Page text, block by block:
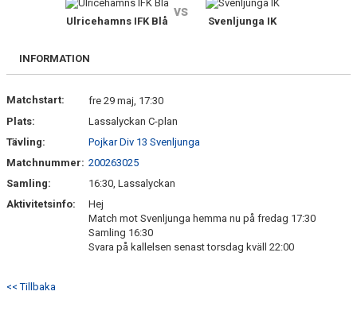
BILDGALLERI
DOKUMENT
Ulricehamns IFK Blå
vs
Svenljunga IK
INFORMATION
Matchstart:
fre 29 maj, 17:30
Plats:
Lassalyckan C-plan
Tävling:
Pojkar Div 13 Svenljunga
Matchnummer: 200263025
Samling:
16:30, Lassalyckan
Aktivitetsinfo:
Hej
Match mot Svenljunga hemma nu på fredag 17:30
Samling 16:30
Svara på kallelsen senast torsdag kväll 22:00
<< Tillbaka